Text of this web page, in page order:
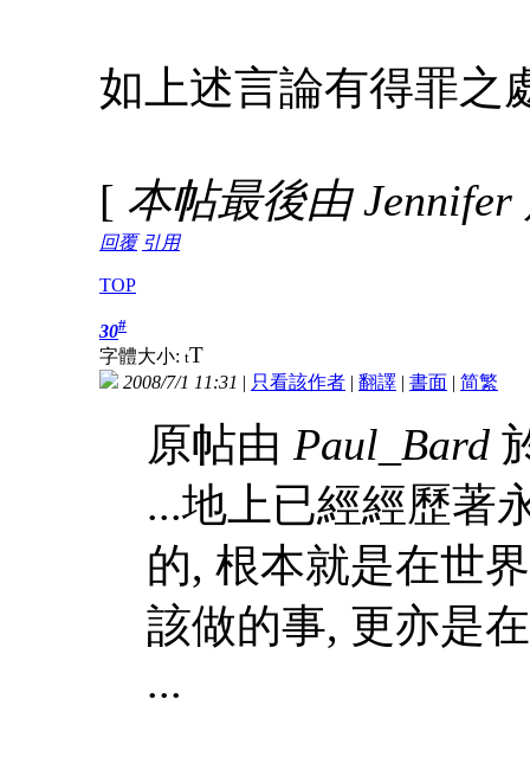
如上述言論有得罪之
[ 本帖最後由
回覆 引用
TOP
30#
字體大小: tT
2008/7/1 11:31 | 只看該作者 | 翻譯 | 書面 | 简繁
原帖由 Paul_Bard
...地上已經經歷著
的, 根本就是在世
該做的事, 更亦是
...